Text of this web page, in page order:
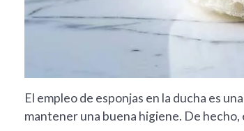
El empleo de esponjas en la ducha es
mantener una buena higiene. De